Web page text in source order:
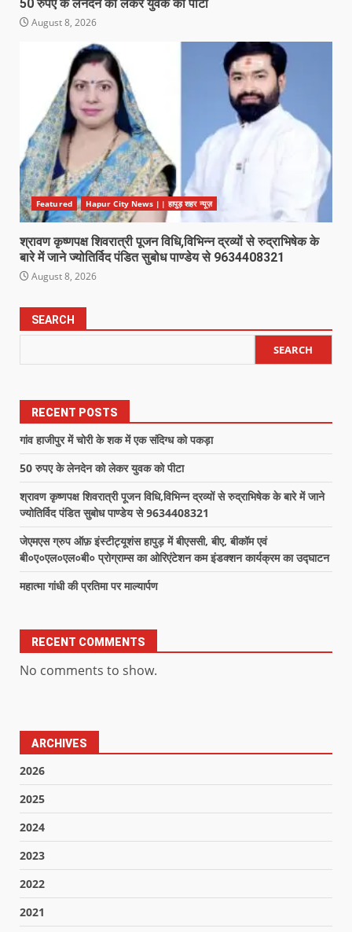
50 रुपए के लेनदेन को लेकर युवक को पीटा
August 8, 2026
Featured Hapur City News || हापुड़ शहर न्यूज़
श्रावण कृष्णपक्ष शिवरात्री पूजन विधि,विभिन्न द्रव्यों से रुद्राभिषेक के
बारे में जाने ज्योतिर्विद पंडित सुबोध पाण्डेय से 9634408321
August 8, 2026
SEARCH
SEARCH
RECENT POSTS
गांव हाजीपुर में चोरी के शक में एक संदिग्ध को पकड़ा
50 रुपए के लेनदेन को लेकर युवक को पीटा
श्रावण कृष्णपक्ष शिवरात्री पूजन विधि,विभिन्न द्रव्यों से रुद्राभिषेक के बारे में जाने
ज्योतिर्विद पंडित सुबोध पाण्डेय से 9634408321
जेएमएस ग्रुप ऑफ़ इंस्टीट्यूशंस हापुड़ में बीएससी, बीए, बीकॉम एवं
बी०ए०एल०एल०बी० प्रोग्राम्स का ओरिएंटेशन कम इंडक्शन कार्यक्रम का उद्घाटन
महात्मा गांधी की प्रतिमा पर माल्यार्पण
RECENT COMMENTS
No comments to show.
ARCHIVES
2026
2025
2024
2023
2022
2021